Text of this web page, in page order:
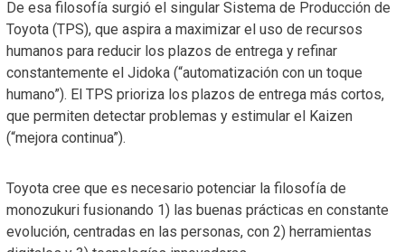
De esa filosofía surgió el singular Sistema de Producción de
Toyota (TPS), que aspira a maximizar el uso de recursos
humanos para reducir los plazos de entrega y refinar
constantemente el Jidoka (“automatización con un toque
humano”). El TPS prioriza los plazos de entrega más cortos,
que permiten detectar problemas y estimular el Kaizen
(“mejora continua”).
Toyota cree que es necesario potenciar la filosofía de
monozukuri fusionando 1) las buenas prácticas en constante
evolución, centradas en las personas, con 2) herramientas